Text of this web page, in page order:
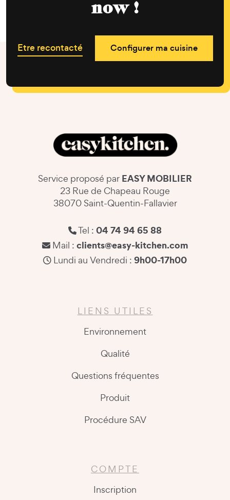
now !
Etre recontacté Configurer ma cuisine
Service proposé par EASY MOBILIER
23 Rue de Chapeau Rouge
38070 Saint-Quentin-Fallavier
Tel : 04 74 94 65 88
Mail : clients@easy-kitchen.com
Lundi au Vendredi : 9h00-17h00
LIENS UTILES
Environnement
Qualité
Questions fréquentes
Produit
Procédure SAV
COMPTE
Inscription